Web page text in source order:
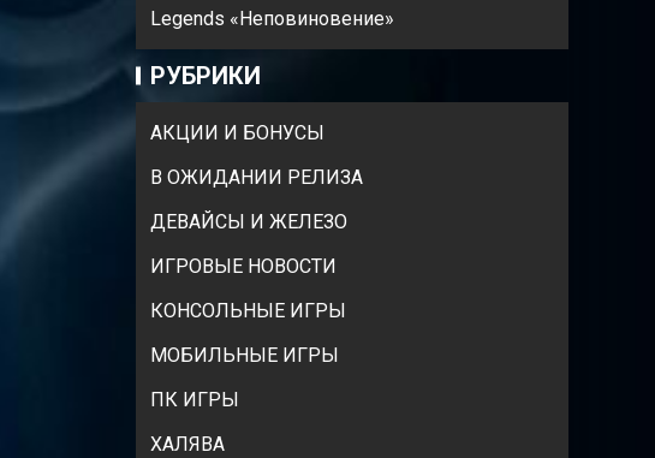
Legends «Неповиновение»
РУБРИКИ
АКЦИИ И БОНУСЫ
В ОЖИДАНИИ РЕЛИЗА
ДЕВАЙСЫ И ЖЕЛЕЗО
ИГРОВЫЕ НОВОСТИ
КОНСОЛЬНЫЕ ИГРЫ
МОБИЛЬНЫЕ ИГРЫ
ПК ИГРЫ
ХАЛЯВА